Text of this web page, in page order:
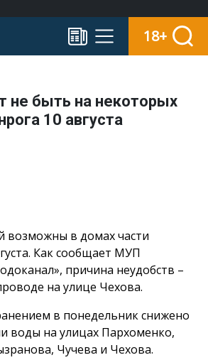
18+
быть на некоторых
10 августа
возможны в домах части
Как сообщает МУП
причина неудобств –
на улице Чехова.
в понедельник снижено
воды на улицах Пархоменко,
Чучева и Чехова.